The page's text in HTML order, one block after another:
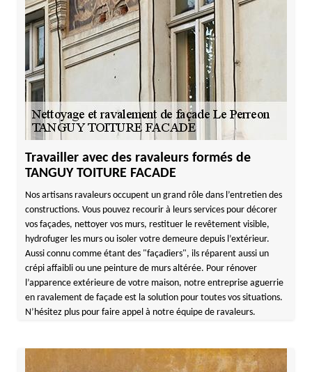
Travailler avec des ravaleurs formés de
TANGUY TOITURE FACADE
Nos artisans ravaleurs occupent un grand rôle dans l’entretien des
constructions. Vous pouvez recourir à leurs services pour décorer
vos façades, nettoyer vos murs, restituer le revêtement visible,
hydrofuger les murs ou isoler votre demeure depuis l’extérieur.
Aussi connu comme étant des "façadiers", ils réparent aussi un
crépi affaibli ou une peinture de murs altérée. Pour rénover
l’apparence extérieure de votre maison, notre entreprise aguerrie
en ravalement de façade est la solution pour toutes vos situations.
N’hésitez plus pour faire appel à notre équipe de ravaleurs.